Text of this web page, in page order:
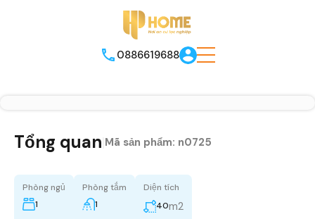
0886619688
Tổng quan Mã sản phẩm: n0725
Phòng ngủ
1
Phòng tắm
1
Diện tích
40m2